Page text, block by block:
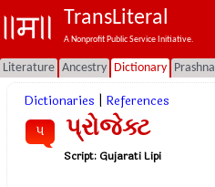
TransLiteral
A Nonprofit Public Service Initiative.
Literature Ancestry Dictionary Prashna
Dictionaries References
પ પ્રોજેક્ટ
Script: Gujarati Lipi